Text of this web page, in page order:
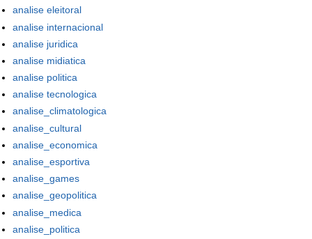
analise eleitoral
analise internacional
analise juridica
analise midiatica
analise politica
analise tecnologica
analise_climatologica
analise_cultural
analise_economica
analise_esportiva
analise_games
analise_geopolitica
analise_medica
analise_politica